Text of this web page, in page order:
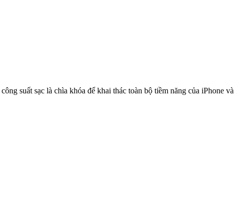
suất sạc là chìa khóa để khai thác toàn bộ tiềm năng của iPhone và